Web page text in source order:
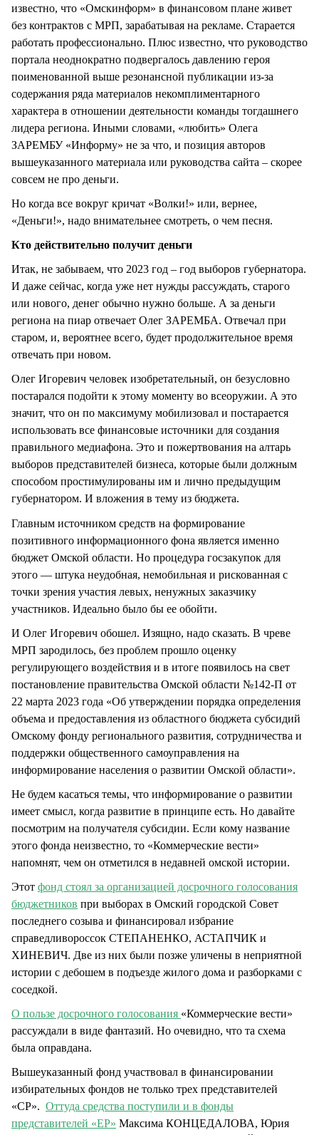
известно, что «Омскинформ» в финансовом плане живет
без контрактов с МРП, зарабатывая на рекламе. Старается
работать профессионально. Плюс известно, что руководство
портала неоднократно подвергалось давлению героя
поименованной выше резонансной публикации из-за
содержания ряда материалов некомплиментарного
характера в отношении деятельности команды тогдашнего
лидера региона. Иными словами, «любить» Олега
ЗАРЕМБУ «Информу» не за что, и позиция авторов
вышеуказанного материала или руководства сайта – скорее
совсем не про деньги.
Но когда все вокруг кричат «Волки!» или, вернее,
«Деньги!», надо внимательнее смотреть, о чем песня.
Кто действительно получит деньги
Итак, не забываем, что 2023 год – год выборов губернатора.
И даже сейчас, когда уже нет нужды рассуждать, старого
или нового, денег обычно нужно больше. А за деньги
региона на пиар отвечает Олег ЗАРЕМБА. Отвечал при
старом, и, вероятнее всего, будет продолжительное время
отвечать при новом.
Олег Игоревич человек изобретательный, он безусловно
постарался подойти к этому моменту во всеоружии. А это
значит, что он по максимуму мобилизовал и постарается
использовать все финансовые источники для создания
правильного медиафона. Это и пожертвования на алтарь
выборов представителей бизнеса, которые были должным
способом простимулированы им и лично предыдущим
губернатором. И вложения в тему из бюджета.
Главным источником средств на формирование
позитивного информационного фона является именно
бюджет Омской области. Но процедура госзакупок для
этого — штука неудобная, немобильная и рискованная с
точки зрения участия левых, ненужных заказчику
участников. Идеально было бы ее обойти.
И Олег Игоревич обошел. Изящно, надо сказать. В чреве
МРП зародилось, без проблем прошло оценку
регулирующего воздействия и в итоге появилось на свет
постановление правительства Омской области №142-П от
22 марта 2023 года «Об утверждении порядка определения
объема и предоставления из областного бюджета субсидий
Омскому фонду регионального развития, сотрудничества и
поддержки общественного самоуправления на
информирование населения о развитии Омской области».
Не будем касаться темы, что информирование о развитии
имеет смысл, когда развитие в принципе есть. Но давайте
посмотрим на получателя субсидии. Если кому название
этого фонда неизвестно, то «Коммерческие вести»
напомнят, чем он отметился в недавней омской истории.
Этот фонд стоял за организацией досрочного голосования
бюджетников при выборах в Омский городской Совет
последнего созыва и финансировал избрание
справедливороссок СТЕПАНЕНКО, АСТАПЧИК и
ХИНЕВИЧ. Две из них были позже уличены в неприятной
истории с дебошем в подъезде жилого дома и разборками с
соседкой.
О пользе досрочного голосования «Коммерческие вести»
рассуждали в виде фантазий. Но очевидно, что та схема
была оправдана.
Вышеуказанный фонд участвовал в финансировании
избирательных фондов не только трех представителей
«СР». Оттуда средства поступили и в фонды
представителей «ЕР» Максима КОНЦЕДАЛОВА, Юрия